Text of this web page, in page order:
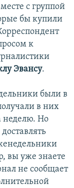
с группой
бы купили
к
Эвансу.
были в
в них
неделю. Но
вы уже знаете
не сообщает